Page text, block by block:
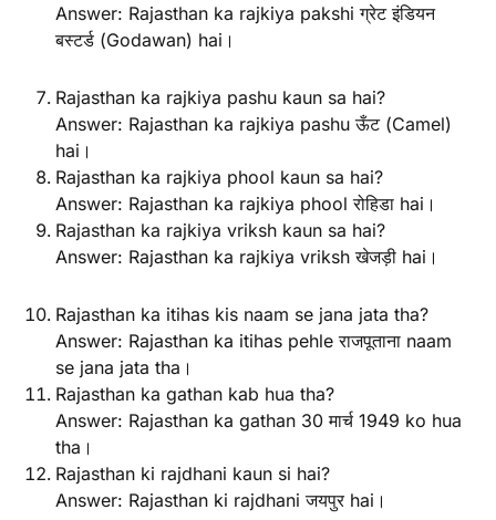
Answer: Rajasthan ka rajkiya pakshi ग्रेट इंडियन
बस्टर्ड (Godawan) hai।
Rajasthan ka rajkiya pashu kaun sa hai?
Answer: Rajasthan ka rajkiya pashu ऊँट (Camel)
hai।
Rajasthan ka rajkiya phool kaun sa hai?
Answer: Rajasthan ka rajkiya phool रोहिडा hai।
Rajasthan ka rajkiya vriksh kaun sa hai?
Answer: Rajasthan ka rajkiya vriksh खेजड़ी hai।
Rajasthan ka itihas kis naam se jana jata tha?
Answer: Rajasthan ka itihas pehle राजपूताना naam
se jana jata tha।
Rajasthan ka gathan kab hua tha?
Answer: Rajasthan ka gathan 30 मार्च 1949 ko hua
tha।
Rajasthan ki rajdhani kaun si hai?
Answer: Rajasthan ki rajdhani जयपुर hai।